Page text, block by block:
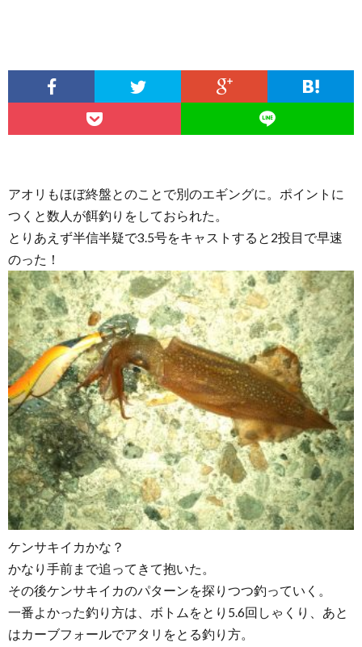
アオリもほぼ終盤とのことで別のエギングに。ポイントに
つくと数人が餌釣りをしておられた。
とりあえず半信半疑で3.5号をキャストすると2投目で早速
のった！
ケンサキイカかな？
かなり手前まで追ってきて抱いた。
その後ケンサキイカのパターンを探りつつ釣っていく。
一番よかった釣り方は、ボトムをとり5.6回しゃくり、あと
はカーブフォールでアタリをとる釣り方。